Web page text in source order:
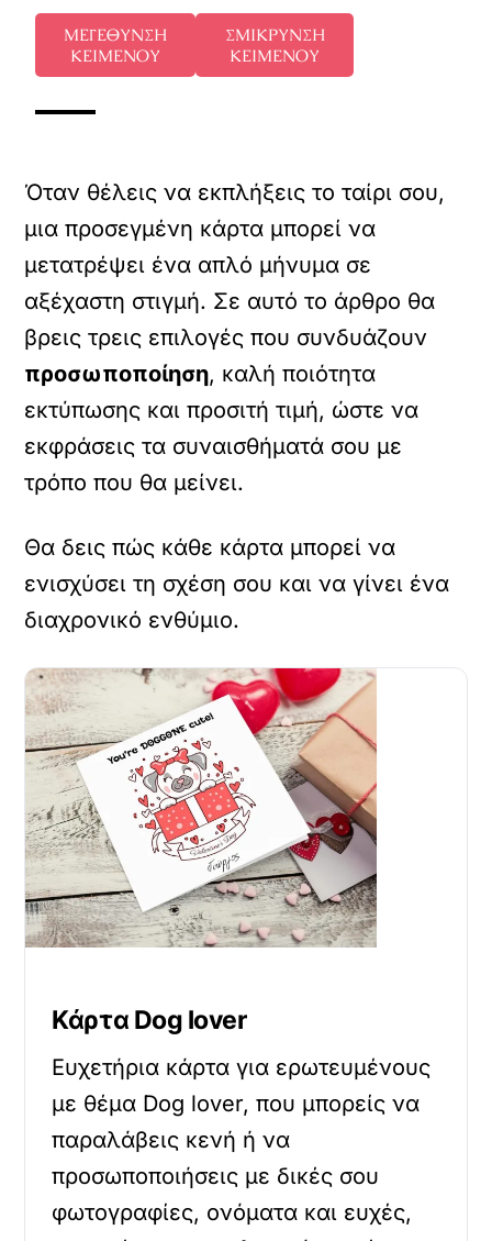
ΜΕΓΕΘΥΝΣΗ
ΚΕΙΜΕΝΟΥ
ΣΜΙΚΡΥΝΣΗ
ΚΕΙΜΕΝΟΥ
Όταν θέλεις να εκπλήξεις το ταίρι σου,
μια προσεγμένη κάρτα μπορεί να
μετατρέψει ένα απλό μήνυμα σε
αξέχαστη στιγμή. Σε αυτό το άρθρο θα
βρεις τρεις επιλογές που συνδυάζουν
προσωποποίηση, καλή ποιότητα
εκτύπωσης και προσιτή τιμή, ώστε να
εκφράσεις τα συναισθήματά σου με
τρόπο που θα μείνει.
Θα δεις πώς κάθε κάρτα μπορεί να
ενισχύσει τη σχέση σου και να γίνει ένα
διαχρονικό ενθύμιο.
Κάρτα Dog lover
Ευχετήρια κάρτα για ερωτευμένους
με θέμα Dog lover, που μπορείς να
παραλάβεις κενή ή να
προσωποποιήσεις με δικές σου
φωτογραφίες, ονόματα και ευχές,